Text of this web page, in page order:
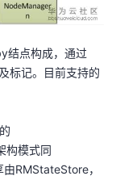
结点构成，通过
标记。目前支持的
构模式同
RMStateStore，